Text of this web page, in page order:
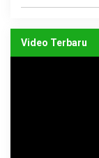
Video Terbaru